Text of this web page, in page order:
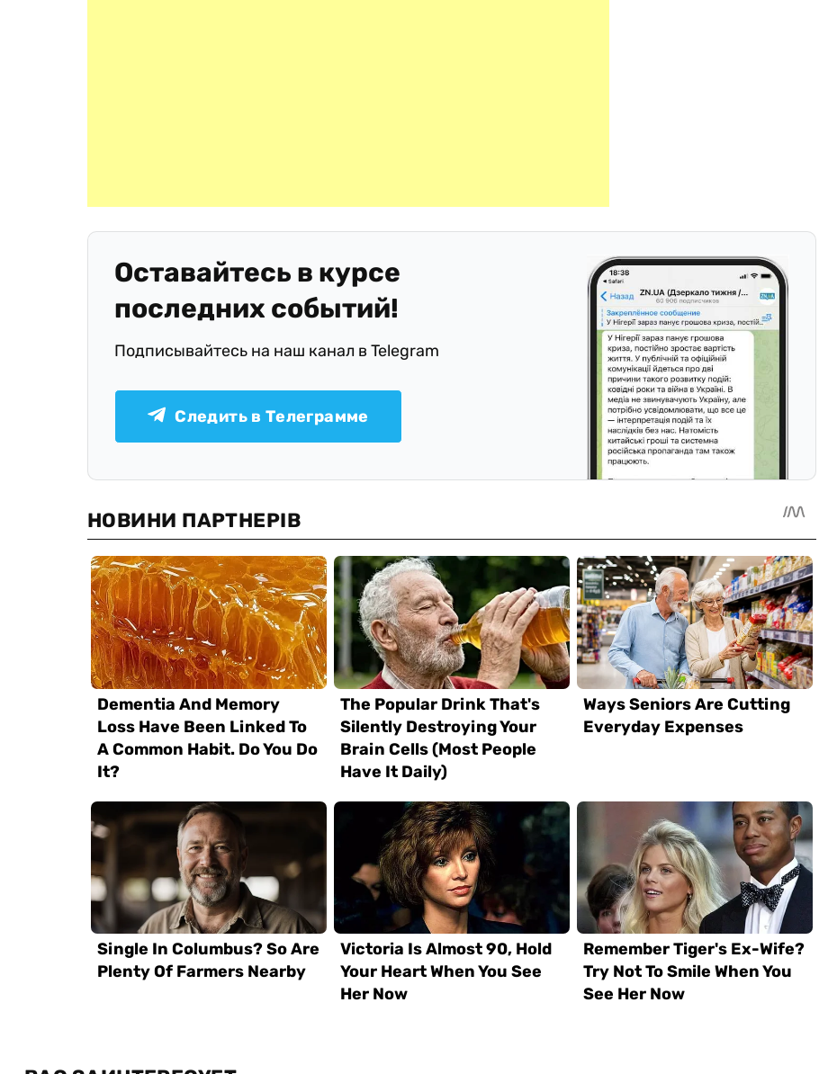
Оставайтесь в курсе
последних событий!
Подписывайтесь на наш канал в Telegram
Следить в Телеграмме